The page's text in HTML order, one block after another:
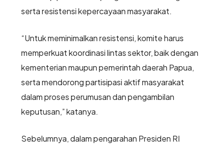
serta resistensi kepercayaan masyarakat.
“Untuk meminimalkan resistensi, komite harus
memperkuat koordinasi lintas sektor, baik dengan
kementerian maupun pemerintah daerah Papua,
serta mendorong partisipasi aktif masyarakat
dalam proses perumusan dan pengambilan
keputusan,” katanya.
Sebelumnya, dalam pengarahan Presiden RI